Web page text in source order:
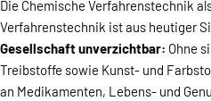
Die Chemische Verfahrenstechnik
Verfahrenstechnik ist aus heutiger
Gesellschaft unverzichtbar: Ohne
Treibstoffe sowie Kunst- und
an Medikamenten, Lebens- und